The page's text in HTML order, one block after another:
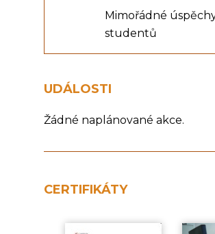
Mimořádné
studentů
UDÁLOSTI
Žádné naplánované akce.
CERTIFIKÁTY